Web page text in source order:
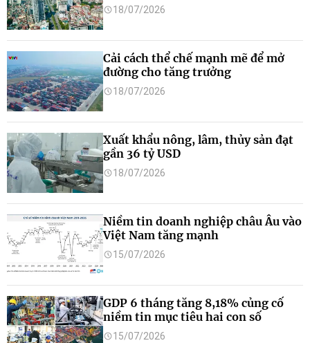
18/07/2026
Cải cách thể chế mạnh mẽ để mở
đường cho tăng trưởng
18/07/2026
Xuất khẩu nông, lâm, thủy sản đạt
gần 36 tỷ USD
18/07/2026
Niềm tin doanh nghiệp châu Âu vào
Việt Nam tăng mạnh
15/07/2026
GDP 6 tháng tăng 8,18% củng cố
niềm tin mục tiêu hai con số
15/07/2026